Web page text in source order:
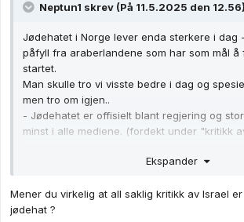
Neptun1 skrev (På 11.5.2025 den
Jødehatet i Norge lever enda sterkere i
påfyll fra araberlandene som har som mål å
startet.
Man skulle tro vi visste bedre i dag og
men tro om igjen..
- Jødehatet er offisielt blant regjering og
minst i alle mediene. (fordekt under "kritikk
Ellers er det vel ingen grunn for politikerne -
Folk flest burde feire grunnloven - med
Ekspander
Mener du virkelig at all saklig kritikk av Israel
jødehat ?